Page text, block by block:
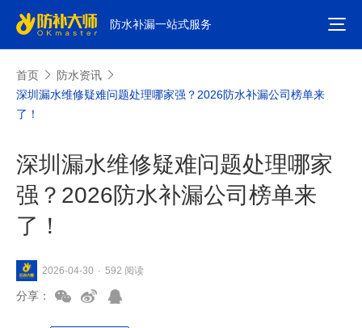
防水补漏一站式服务
首页
防水资讯
深圳漏水维修疑难问题处理哪家强？2026防水补漏公司榜单来
了！
深圳漏水维修疑难问题处理哪家
强？2026防水补漏公司榜单来
了！
2026-04-30 · 592 阅读
分享：